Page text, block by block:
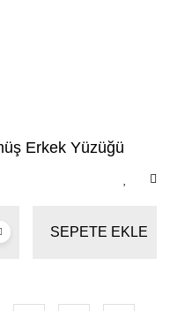
Erkek Yüzüğü
SEPETE EKLE